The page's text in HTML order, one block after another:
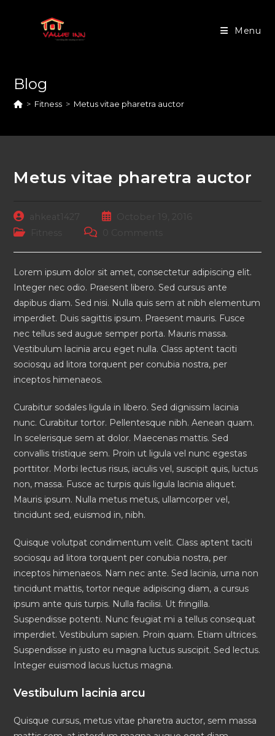
Menu
Blog
> Fitness > Metus vitae pharetra auctor
Metus vitae pharetra auctor
Post
author:
ahkeat1427
Post October 19, 2016
Post
Fitness
Post
0 Comments
Lorem ipsum dolor sit amet, consectetur adipiscing elit.
Integer nec odio. Praesent libero. Sed cursus ante
dapibus diam. Sed nisi. Nulla quis sem at nibh elementum
imperdiet. Duis sagittis ipsum. Praesent mauris. Fusce
nec tellus sed augue semper porta. Mauris massa.
Vestibulum lacinia arcu eget nulla. Class aptent taciti
sociosqu ad litora torquent per conubia nostra, per
inceptos himenaeos.
Curabitur sodales ligula in libero. Sed dignissim lacinia
nunc. Curabitur tortor. Pellentesque nibh. Aenean quam.
In scelerisque sem at dolor. Maecenas mattis. Sed
convallis tristique sem. Proin ut ligula vel nunc egestas
porttitor. Morbi lectus risus, iaculis vel, suscipit quis, luctus
non, massa. Fusce ac turpis quis ligula lacinia aliquet.
Mauris ipsum. Nulla metus metus, ullamcorper vel,
tincidunt sed, euismod in, nibh.
Quisque volutpat condimentum velit. Class aptent taciti
sociosqu ad litora torquent per conubia nostra, per
inceptos himenaeos. Nam nec ante. Sed lacinia, urna non
tincidunt mattis, tortor neque adipiscing diam, a cursus
ipsum ante quis turpis. Nulla facilisi. Ut fringilla.
Suspendisse potenti. Nunc feugiat mi a tellus consequat
imperdiet. Vestibulum sapien. Proin quam. Etiam ultrices.
Suspendisse in justo eu magna luctus suscipit. Sed lectus.
Integer euismod lacus luctus magna.
Vestibulum lacinia arcu
Quisque cursus, metus vitae pharetra auctor, sem massa